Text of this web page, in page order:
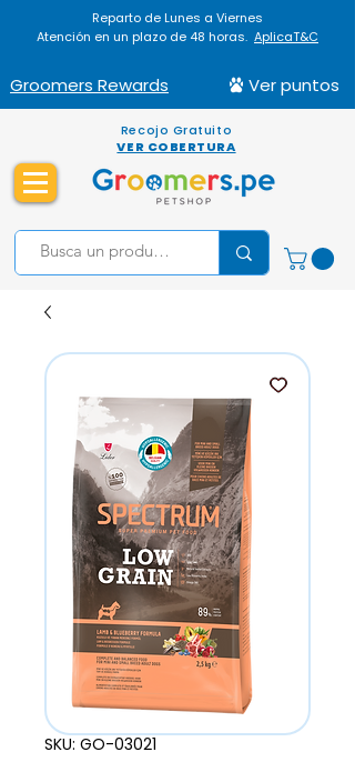
Reparto de Lunes a Viernes
Atención en un plazo de 48 horas. AplicaT&C
Groomers Rewards Ver puntos
Recojo Gratuito
VER COBERTURA
SKU: GO-03021